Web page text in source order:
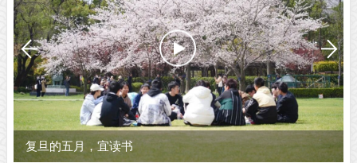
复旦的五月，宜读书